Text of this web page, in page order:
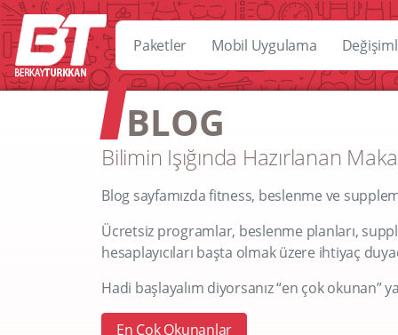
Paketler Mobil Uygulama
BLOG
Bilimin Işığında Hazırlanan
Blog sayfamızda fitness, beslenme ve
Ücretsiz programlar, beslenme planları,
hesaplayıcıları başta olmak üzere ihtiyaç
Hadi başlayalım diyorsanız “en çok okunan”
En Çok Okunanlar